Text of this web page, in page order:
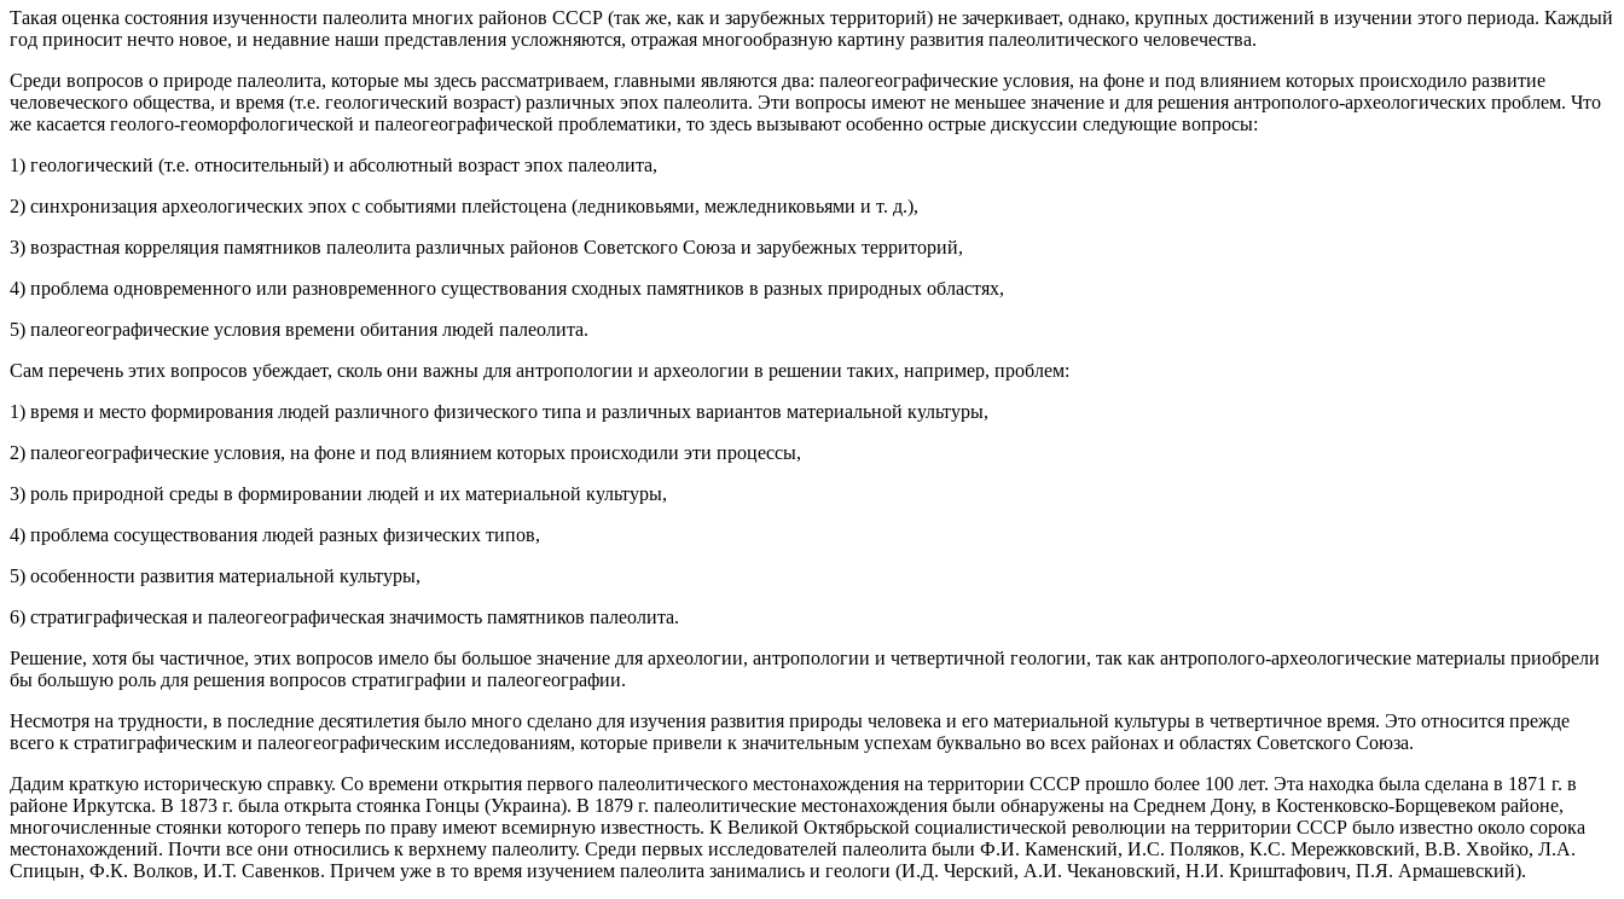
Такая оценка состояния изученности палеолита многих районов СССР (так же, как и зарубежных территорий) не зачеркивает, однако, крупных достижений в изучении этого периода. Каждый
год приносит нечто новое, и недавние наши представления усложняются, отражая многообразную картину развития палеолитического человечества.
Среди вопросов о природе палеолита, которые мы здесь рассматриваем, главными являются два: палеогеографические условия, на фоне и под влиянием которых происходило развитие
человеческого общества, и время (т.е. геологический возраст) различных эпох палеолита. Эти вопросы имеют не меньшее значение и для решения антрополого-археологических проблем. Что
же касается геолого-геоморфологической и палеогеографической проблематики, то здесь вызывают особенно острые дискуссии следующие вопросы:
1) геологический (т.е. относительный) и абсолютный возраст эпох палеолита,
2) синхронизация археологических эпох с событиями плейстоцена (ледниковьями, межледниковьями и т. д.),
3) возрастная корреляция памятников палеолита различных районов Советского Союза и зарубежных территорий,
4) проблема одновременного или разновременного существования сходных памятников в разных природных областях,
5) палеогеографические условия времени обитания людей палеолита.
Сам перечень этих вопросов убеждает, сколь они важны для антропологии и археологии в решении таких, например, проблем:
1) время и место формирования людей различного физического типа и различных вариантов материальной культуры,
2) палеогеографические условия, на фоне и под влиянием которых происходили эти процессы,
3) роль природной среды в формировании людей и их материальной культуры,
4) проблема сосуществования людей разных физических типов,
5) особенности развития материальной культуры,
6) стратиграфическая и палеогеографическая значимость памятников палеолита.
Решение, хотя бы частичное, этих вопросов имело бы большое значение для археологии, антропологии и четвертичной геологии, так как антрополого-археологические материалы приобрели
бы большую роль для решения вопросов стратиграфии и палеогеографии.
Несмотря на трудности, в последние десятилетия было много сделано для изучения развития природы человека и его материальной культуры в четвертичное время. Это относится прежде
всего к стратиграфическим и палеогеографическим исследованиям, которые привели к значительным успехам буквально во всех районах и областях Советского Союза.
Дадим краткую историческую справку. Со времени открытия первого палеолитического местонахождения на территории СССР прошло более 100 лет. Эта находка была сделана в 1871 г. в
районе Иркутска. В 1873 г. была открыта стоянка Гонцы (Украина). В 1879 г. палеолитические местонахождения были обнаружены на Среднем Дону, в Костенковско-Борщевеком районе,
многочисленные стоянки которого теперь по праву имеют всемирную известность. К Великой Октябрьской социалистической революции на территории СССР было известно около сорока
местонахождений. Почти все они относились к верхнему палеолиту. Среди первых исследователей палеолита были Ф.И. Каменский, И.С. Поляков, К.С. Мережковский, В.В. Хвойко, Л.А.
Спицын, Ф.К. Волков, И.Т. Савенков. Причем уже в то время изучением палеолита занимались и геологи (И.Д. Черский, А.И. Чекановский, Н.И. Криштафович, П.Я. Армашевский).